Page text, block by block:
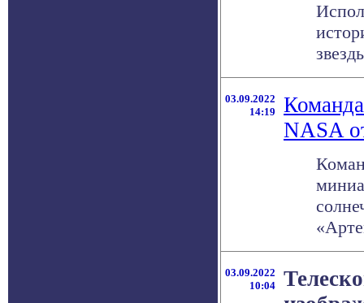
03.09.2022
14:19
NASA
03.09.2022
10:04